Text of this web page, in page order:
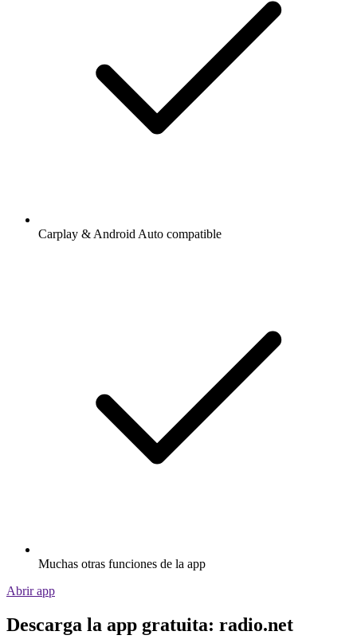
Carplay & Android Auto compatible
Muchas otras funciones de la app
Abrir app
Descarga la app gratuita: radio.net